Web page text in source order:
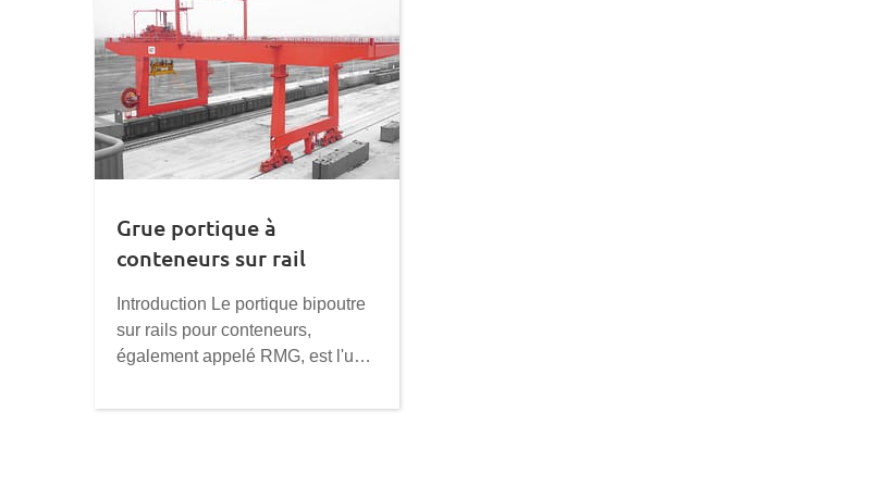
Grue portique à
conteneurs sur rail
Introduction Le portique bipoutre
sur rails pour conteneurs,
également appelé RMG, est l'un
parc à conteneurs. Le RMG est